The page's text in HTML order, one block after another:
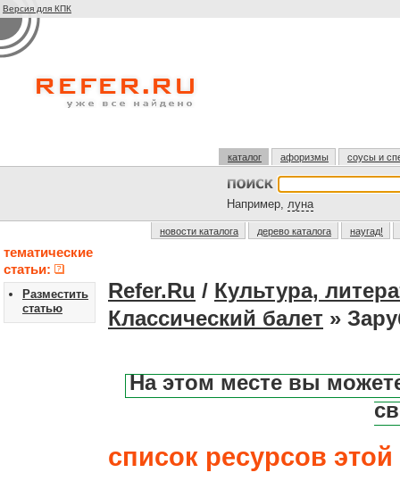
Версия для КПК
каталог афоризмы соусы и
Например, луна
новости каталога дерево каталога наугад!
тематические
статьи:
Разместить
статью
Refer.Ru / Культура,
Классический балет »
На этом месте вы
список ресурсов этой